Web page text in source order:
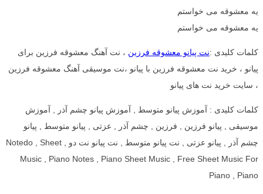
یه معشوقه می خواستم
یه معشوقه می خواستم
کلمات کلیدی :نت پیانو معشوقه فرزین ، نت آهنگ معشوقه فرزین برای
پیانو ، خرید نت معشوقه فرزین با پیانو ،نت موسیقی آهنگ معشوقه فرزین
، سایت خرید نت های پیانو
کلمات کلیدی : آموزش پیانو متوسط , آموزش پیانو چشم آذر , آموزش
موسیقی , پیانو فرزین , فرزین , چشم آذر , عزتی , پیانو متوسط , پیانو
چشم آذر , پیانو عزتی , نت پیانو متوسط , نت پیانو نت دو , Notedo , Sheet
Music , Piano Notes , Piano Sheet Music , Free Sheet Music For
Piano , Piano